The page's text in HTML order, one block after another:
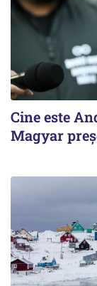
Cine este
Magyar